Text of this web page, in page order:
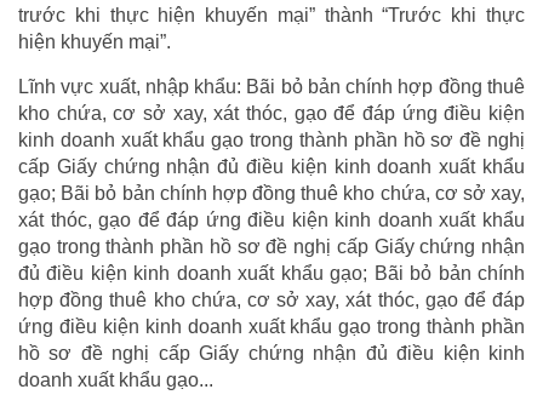
trước khi thực hiện khuyến mại” thành “Trước khi thực
hiện khuyến mại”.
Lĩnh vực xuất, nhập khẩu: Bãi bỏ bản chính hợp đồng thuê
kho chứa, cơ sở xay, xát thóc, gạo để đáp ứng điều kiện
kinh doanh xuất khẩu gạo trong thành phần hồ sơ đề nghị
cấp Giấy chứng nhận đủ điều kiện kinh doanh xuất khẩu
gạo; Bãi bỏ bản chính hợp đồng thuê kho chứa, cơ sở xay,
xát thóc, gạo để đáp ứng điều kiện kinh doanh xuất khẩu
gạo trong thành phần hồ sơ đề nghị cấp Giấy chứng nhận
đủ điều kiện kinh doanh xuất khẩu gạo; Bãi bỏ bản chính
hợp đồng thuê kho chứa, cơ sở xay, xát thóc, gạo để đáp
ứng điều kiện kinh doanh xuất khẩu gạo trong thành phần
hồ sơ đề nghị cấp Giấy chứng nhận đủ điều kiện kinh
doanh xuất khẩu gạo...